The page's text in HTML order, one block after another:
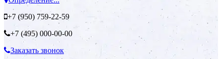
+7 (950) 759-22-59
+7 (495) 000-00-00
Заказать звонок